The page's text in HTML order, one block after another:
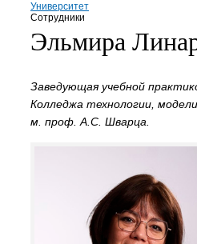
Университет
Сотрудники
Эльмира
Заведующая учебной
Колледжа технологии,
м. проф. А.С. Шварца.